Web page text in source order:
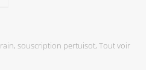
, souscription pertuisot, Tout voir